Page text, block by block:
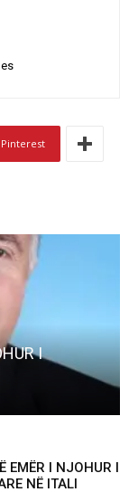
Pinterest
2025
EMËR I NJOHUR I
NË ITALI